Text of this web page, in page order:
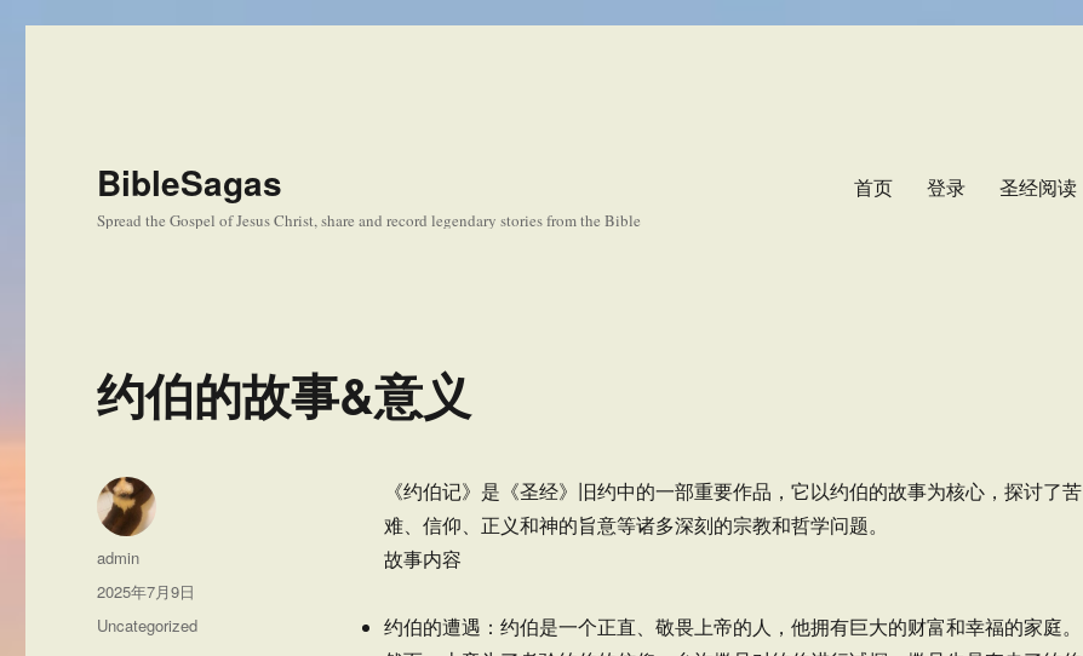
BibleSagas
Spread the Gospel of Jesus Christ, share and record legendary stories from the Bible
首页 登录 圣经阅读
约伯的故事&意义
《约伯记》是《圣经》旧约中的一部重要作品，它以约伯的故事为核心，探讨了苦
难、信仰、正义和神的旨意等诸多深刻的宗教和哲学问题。
故事内容
约伯的遭遇：约伯是一个正直、敬畏上帝的人，他拥有巨大的财富和幸福的家庭。
作
者
admin
发
布
2025年7月9日
分
Uncategorized